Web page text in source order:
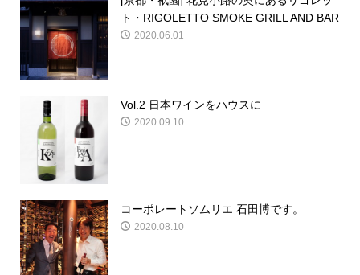
ト・RIGOLETTO SMOKE GRILL AND BAR
2020.06.01
Vol.2 日本ワインをハウスに
2020.09.10
コーポレートソムリエ 石田博です。
2020.08.10